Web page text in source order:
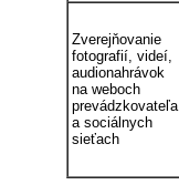
Zverejňovanie
fotografií, videí,
audionahrávok
na weboch
prevádzkovateľa
a sociálnych
sieťach